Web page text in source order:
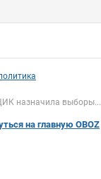
назначила выборы...
на главную OBOZ